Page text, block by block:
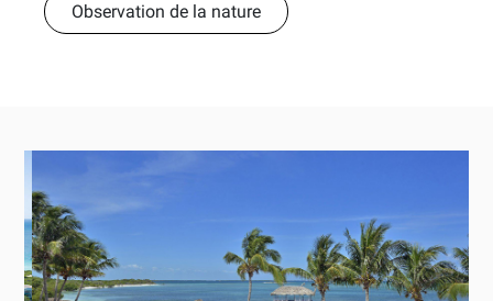
Observation de la nature